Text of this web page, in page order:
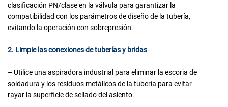
clasificación PN/clase en la válvula para garantizar la
compatibilidad con los parámetros de diseño de la tubería,
evitando la operación con sobrepresión.
2. Limpie las conexiones de tuberías y bridas
– Utilice una aspiradora industrial para eliminar la escoria de
soldadura y los residuos metálicos de la tubería para evitar
rayar la superficie de sellado del asiento.